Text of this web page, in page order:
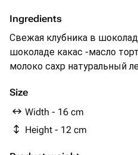
Ingredients
Свежая клубника в￼
шоколаде какас -масло тортое какас сухое цельное
молоко сахр натуральный
Size
Width - 16 cm
Height - 12 cm